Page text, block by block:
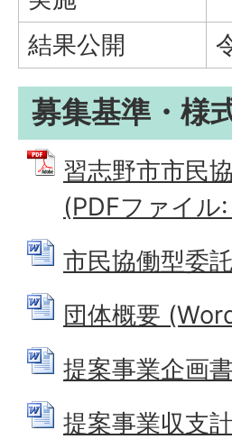
結果公開
募集基準・様
習志野市市民
(PDFファイル:
市民協働型委
団体概要
提案事業企画
提案事業収支